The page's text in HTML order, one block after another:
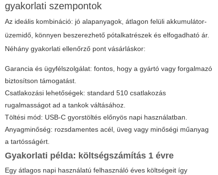
gyakorlati szempontok
Az ideális kombináció: jó alapanyagok, átlagon felüli akkumulátor-
üzemidő, könnyen beszerezhető pótalkatrészek és elfogadható ár.
Néhány gyakorlati ellenőrző pont vásárláskor:
Garancia és ügyfélszolgálat: fontos, hogy a gyártó vagy forgalmazó
biztosítson támogatást.
Csatlakozási lehetőségek: standard 510 csatlakozás
rugalmasságot ad a tankok váltásához.
Töltési mód: USB-C gyorstöltés előnyös napi használatban.
Anyagminőség: rozsdamentes acél, üveg vagy minőségi műanyag
a tartósságért.
Gyakorlati példa: költségszámítás 1 évre
Egy átlagos napi használatú felhasználó éves költségeit így